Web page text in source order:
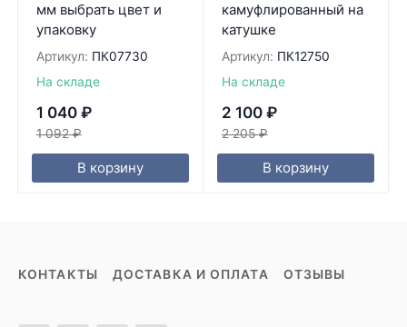
мм выбрать цвет и
упаковку
Артикул: ПК07730
На складе
1 040 ₽
1 092 ₽
В корзину
камуфлированный на
катушке
Артикул: ПК12750
На складе
2 100 ₽
2 205 ₽
В корзину
КОНТАКТЫ ДОСТАВКА И ОПЛАТА ОТЗЫВЫ